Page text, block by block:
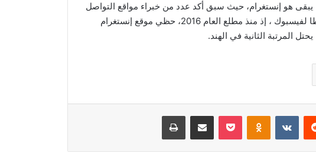
، يبقى هو إنستغرام، حيث سبق أكد عدد من خبراء مواقع التواصل
الاجتماعي أن إنستغرام هو المنافس الوحيد الأكثر نشاطا لفيسبوك ، إذ منذ مطلع العام 2016، حظي موقع إنستغرام
المرتبة الثانية في الهند.